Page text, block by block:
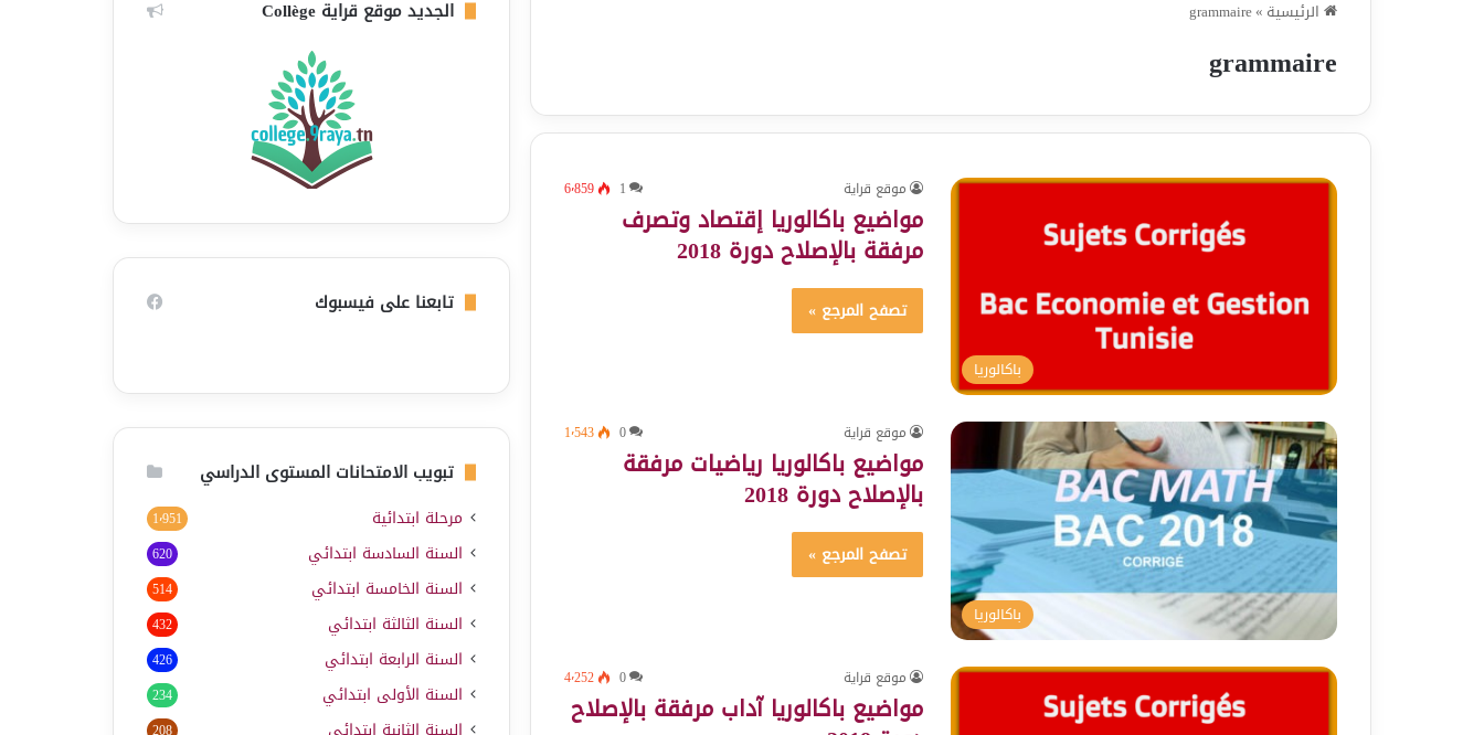
الرئيسية »
grammaire
grammaire
باكالوريا
موقع قراية 1 6٬859
مواضيع باكالوريا إقتصاد وتصرف
مرفقة بالإصلاح دورة 2018
تصفح المرجع »
باكالوريا
موقع قراية 0 1٬543
مواضيع باكالوريا رياضيات مرفقة
بالإصلاح دورة 2018
تصفح المرجع »
موقع قراية 0 4٬252
مواضيع باكالوريا آداب مرفقة بالإصلاح
الجديد موقع قراية Collège
تابعنا على فيسبوك
تبويب الامتحانات المستوى الدراسي
مرحلة ابتدائية 1٬951
السنة السادسة ابتدائي 620
السنة الخامسة ابتدائي 514
السنة الثالثة ابتدائي 432
السنة الرابعة ابتدائي 426
السنة الأولى ابتدائي 234